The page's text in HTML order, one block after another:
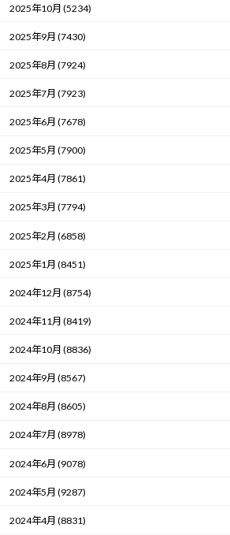
2025年10月 (5234)
2025年9月 (7430)
2025年8月 (7924)
2025年7月 (7923)
2025年6月 (7678)
2025年5月 (7900)
2025年4月 (7861)
2025年3月 (7794)
2025年2月 (6858)
2025年1月 (8451)
2024年12月 (8754)
2024年11月 (8419)
2024年10月 (8836)
2024年9月 (8567)
2024年8月 (8605)
2024年7月 (8978)
2024年6月 (9078)
2024年5月 (9287)
2024年4月 (8831)